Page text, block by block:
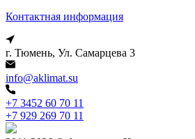
Контактная информация
г. Тюмень, Ул. Самарцева 3
info@aklimat.su
+7 3452 60 70 11
+7 929 269 70 11